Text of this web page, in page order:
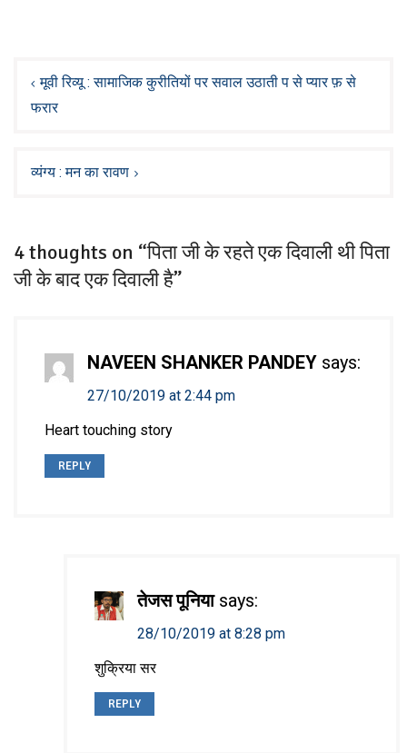
navigation
मूवी रिव्यू : सामाजिक कुरीतियों पर सवाल उठाती प से प्यार फ़ से
फरार
व्यंग्य : मन का रावण
4 thoughts on “पिता जी के रहते एक दिवाली थी पिता
जी के बाद एक दिवाली है”
NAVEEN SHANKER PANDEY says:
27/10/2019 at 2:44 pm
Heart touching story
REPLY
तेजस पूनिया says:
28/10/2019 at 8:28 pm
शुक्रिया सर
REPLY